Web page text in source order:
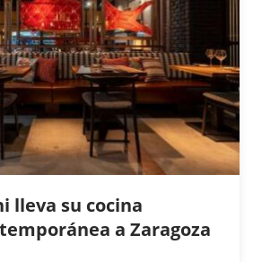
lleva su cocina
a Zaragoza